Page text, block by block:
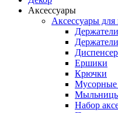
Аксессуары
Аксессуары для
Ершики
Крючки
Набор